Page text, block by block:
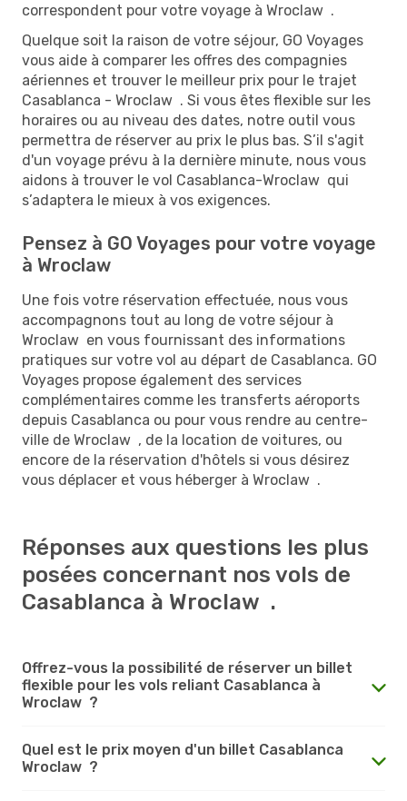
correspondent pour votre voyage à Wroclaw .
Quelque soit la raison de votre séjour, GO Voyages
vous aide à comparer les offres des compagnies
aériennes et trouver le meilleur prix pour le trajet
Casablanca - Wroclaw . Si vous êtes flexible sur les
horaires ou au niveau des dates, notre outil vous
permettra de réserver au prix le plus bas. S’il s'agit
d'un voyage prévu à la dernière minute, nous vous
aidons à trouver le vol Casablanca-Wroclaw qui
s’adaptera le mieux à vos exigences.
Pensez à GO Voyages pour votre voyage
à Wroclaw
Une fois votre réservation effectuée, nous vous
accompagnons tout au long de votre séjour à
Wroclaw en vous fournissant des informations
pratiques sur votre vol au départ de Casablanca. GO
Voyages propose également des services
complémentaires comme les transferts aéroports
depuis Casablanca ou pour vous rendre au centre-
ville de Wroclaw , de la location de voitures, ou
encore de la réservation d'hôtels si vous désirez
vous déplacer et vous héberger à Wroclaw .
Réponses aux questions les plus
posées concernant nos vols de
Casablanca à Wroclaw .
Offrez-vous la possibilité de réserver un billet
flexible pour les vols reliant Casablanca à
Wroclaw ?
Quel est le prix moyen d'un billet Casablanca
Wroclaw ?